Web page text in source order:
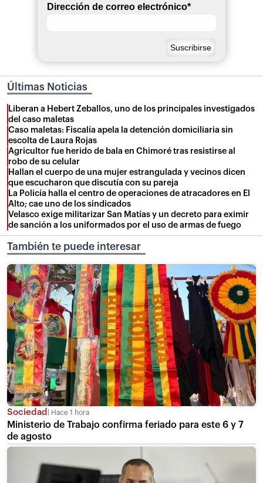
Dirección de correo electrónico*
Últimas Noticias
Liberan a Hebert Zeballos, uno de los principales investigados
del caso maletas
Caso maletas: Fiscalía apela la detención domiciliaria sin
escolta de Laura Rojas
Agricultor fue herido de bala en Chimoré tras resistirse al
robo de su celular
Hallan el cuerpo de una mujer estrangulada y vecinos dicen
que escucharon que discutía con su pareja
La Policía halla el centro de operaciones de atracadores en El
Alto; cae uno de los sindicados
Velasco exige militarizar San Matías y un decreto para eximir
de sanción a los uniformados por el uso de armas de fuego
También te puede interesar
Sociedad Hace 1 hora
Ministerio de Trabajo confirma feriado para este 6 y 7
de agosto